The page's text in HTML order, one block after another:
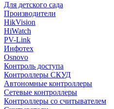
Для детского сада
Производители
HikVision
HiWatch
PV-Link
Инфотех
Osnovo
Контроль доступа
Контроллеры СКУД
Автономные контроллеры
Сетевые контроллеры
Контроллеры со считывателем